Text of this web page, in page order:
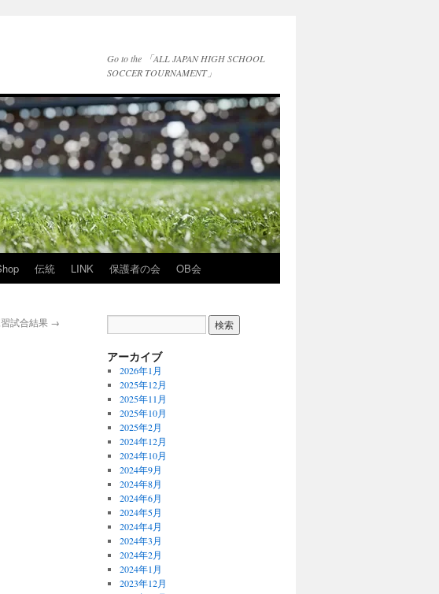
Go to the 「ALL JAPAN HIGH SCHOOL
SOCCER TOURNAMENT」
伝統 LINK 保護者の会 OB会
試合結果 →
アーカイブ
2026年1月
2025年12月
2025年11月
2025年10月
2025年2月
2024年12月
2024年10月
2024年9月
2024年8月
2024年6月
2024年5月
2024年4月
2024年3月
2024年2月
2024年1月
2023年12月